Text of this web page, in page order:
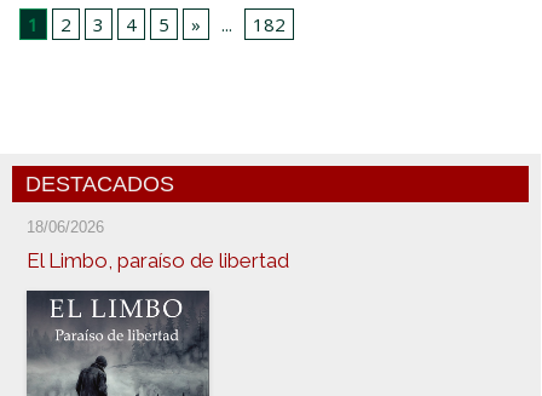
1
2 3 4 5 » ... 182
DESTACADOS
18/06/2026
El Limbo, paraíso de libertad